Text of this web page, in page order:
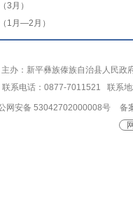
3月）
1月—2月）
主办：新平彝族傣族自治县人民
联系电话：0877-7011521 联系
网安备 53042702000008号
备